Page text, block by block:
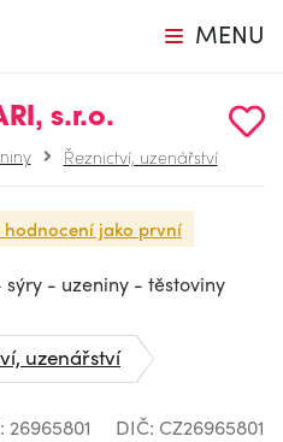
MENU
s.r.o.
Řeznictví, uzenářství
hodnocení jako první
- uzeniny - těstoviny
uzenářství
26965801 DIČ: CZ26965801